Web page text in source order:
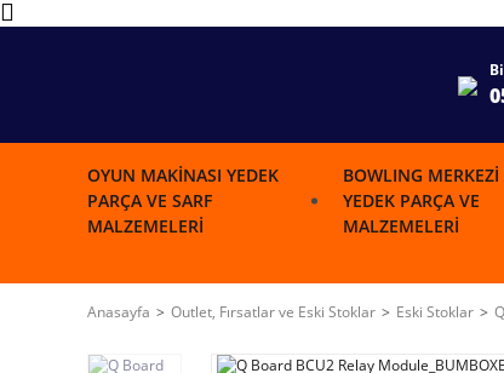
OYUN MAKINASI YEDEK
PARÇA VE SARF
MALZEMELERI
BOWLING MERKEZI
YEDEK PARÇA VE
MALZEMELERI
Anasayfa Outlet, Fırsatlar ve Eski Stoklar Eski Stoklar